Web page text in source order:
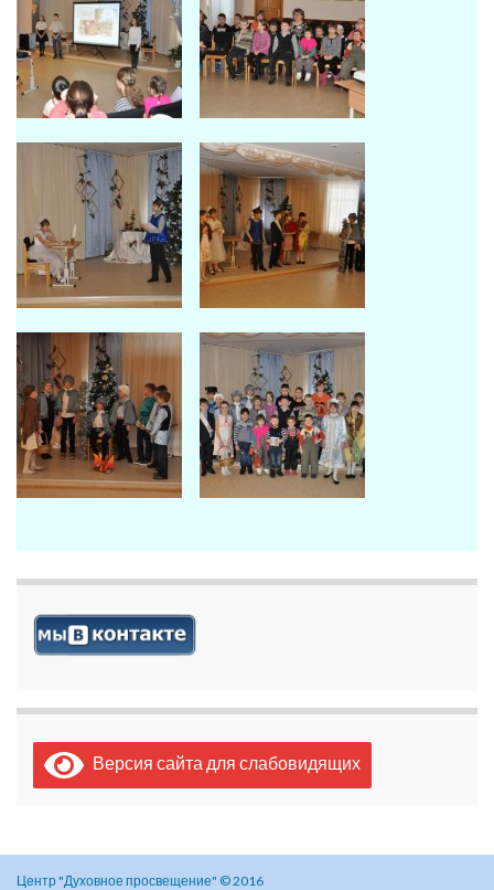
Версия сайта для слабовидящих
Центр "Духовное просвещение" © 2016